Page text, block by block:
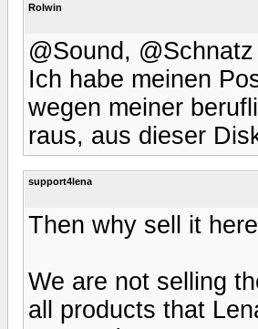
Rolwin
@Sound, @Schnatz
Ich habe meinen
wegen meiner
raus, aus dieser
support4lena
Then why sell it
We are not selling
all products that